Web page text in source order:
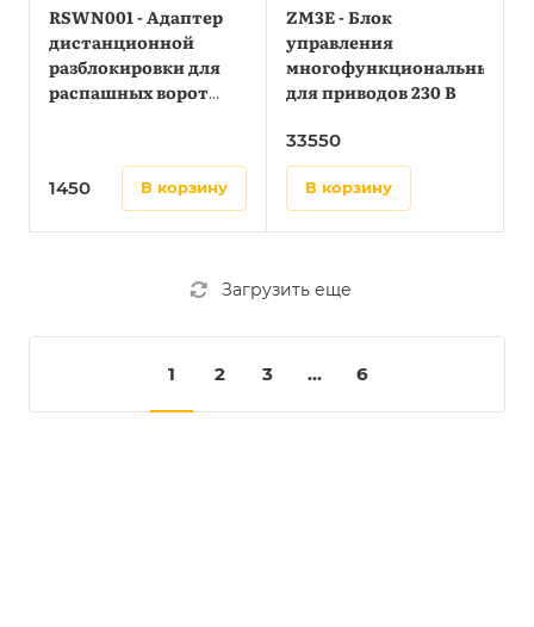
RSWN001 - Адаптер
дистанционной
разблокировки для
распашных ворот
1450 в корзину
ZM3E - Блок
управления
многофункциональный
для приводов 230 В
33550
в корзину
Загрузить еще
1 2 3 ... 6